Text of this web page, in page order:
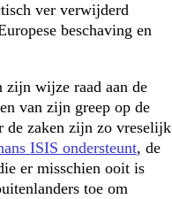
ver verwijderd
beschaving en
zijn wijze raad aan de
van zijn greep op de
de zaken zijn zo vreselijk
ISIS ondersteunt, de
er misschien ooit is
toe om